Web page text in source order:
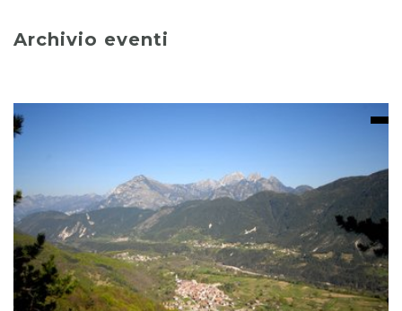
Archivio eventi